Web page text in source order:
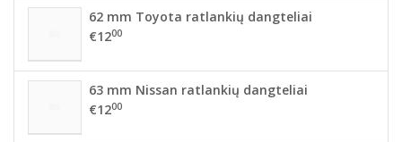
62 mm Toyota ratlankių dangteliai
€1200
63 mm Nissan ratlankių dangteliai
€1200